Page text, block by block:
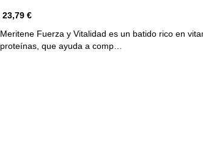
23,79 €
Meritene Fuerza y Vitalidad es un batido rico en
proteínas, que ayuda a comp…